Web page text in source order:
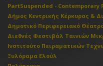
PartSuspended - Contemporary
Δήμος Κεντρικής Κέρκυρας &
Δημοτικό Περιφερειακό
Διεθνές Φεστιβάλ Ταινιών
Ινστιτούτο Πειραματικών
Ξυλόραμα Ελούλ